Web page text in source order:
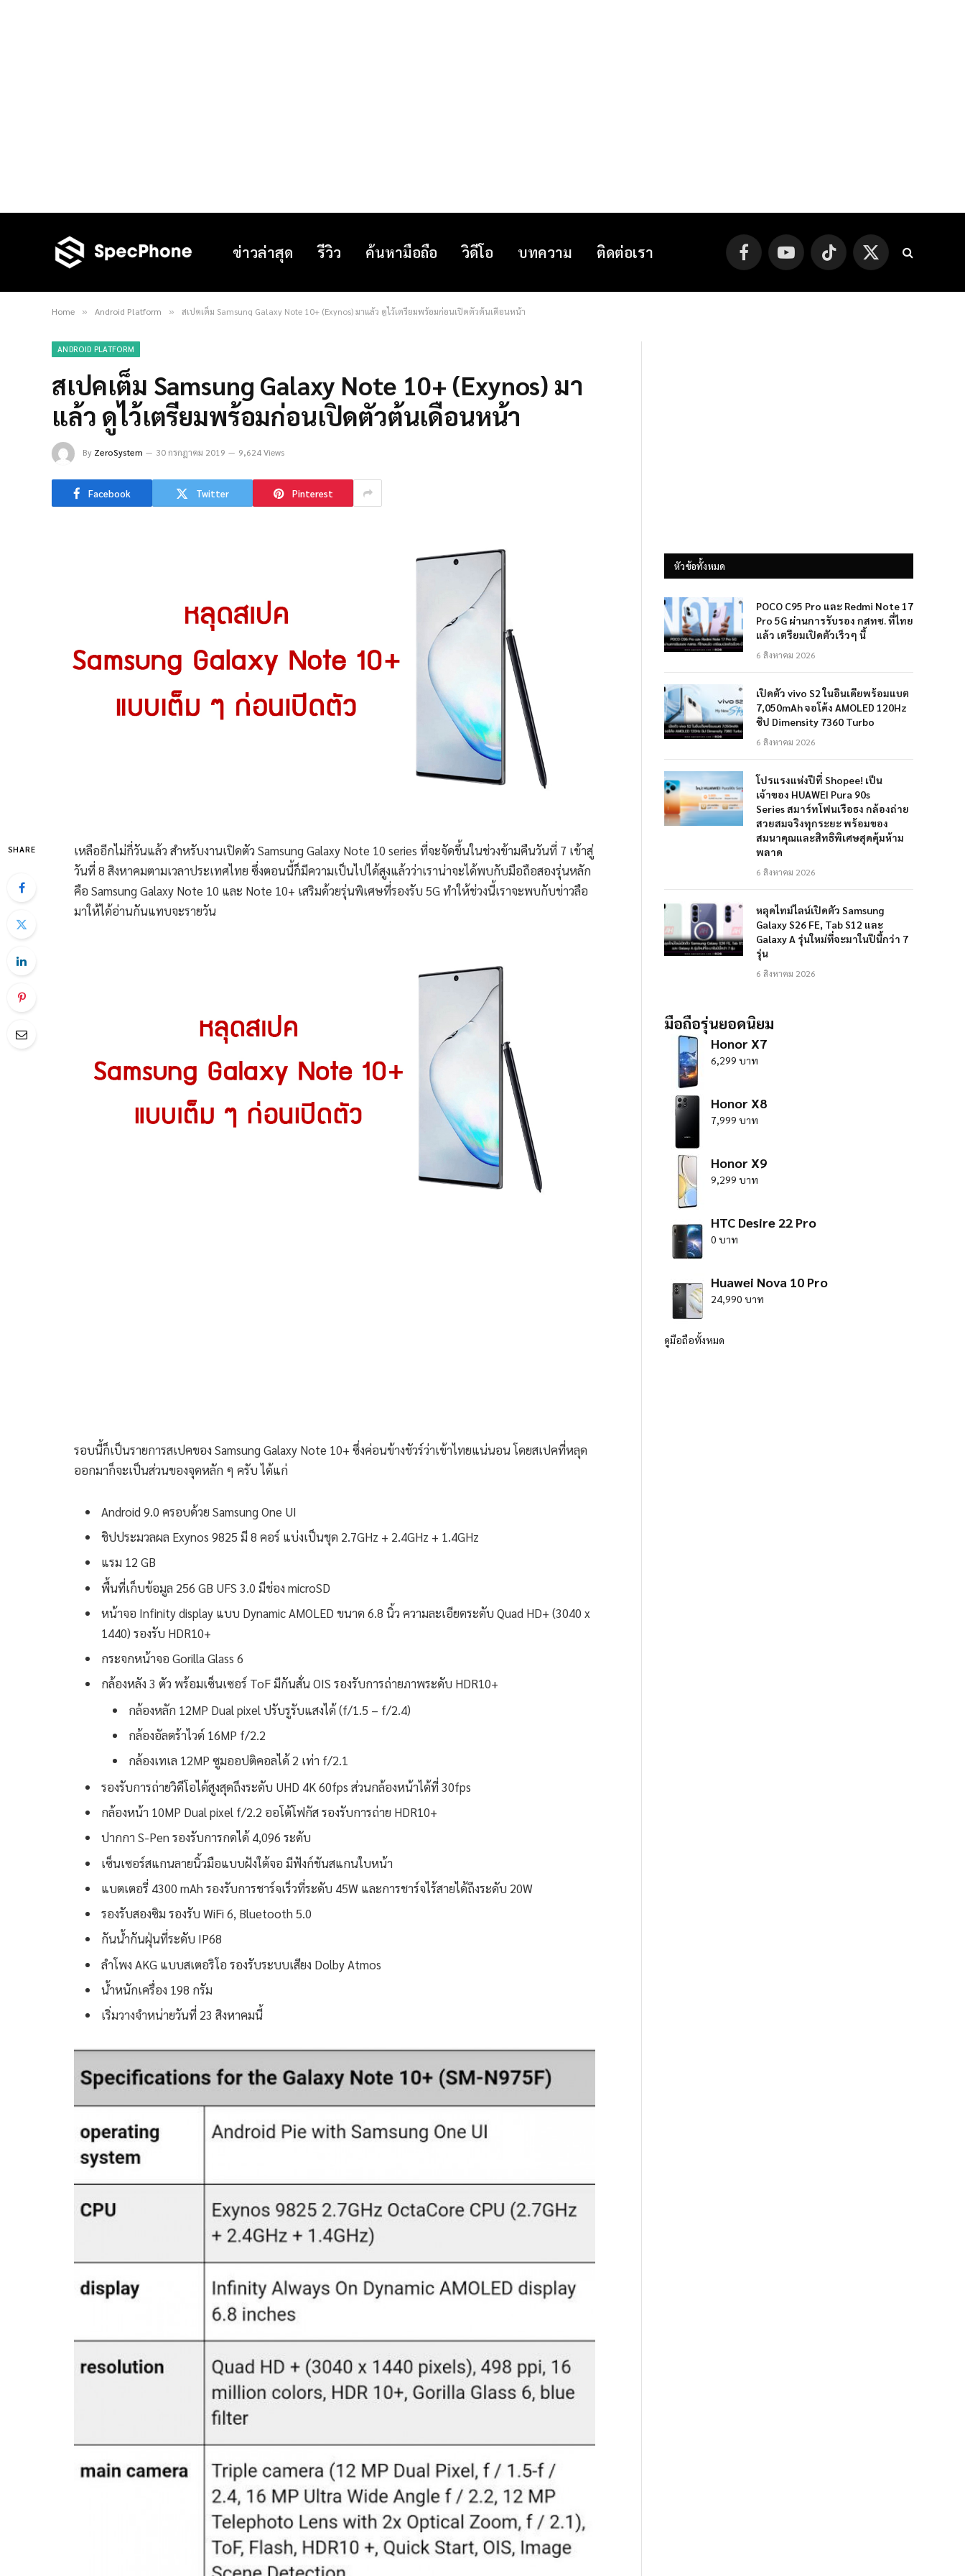
ข่าวล่าสุด รีวิว ค้นหามือถือ วิดีโอ บทความ ติดต่อเรา FacebookYouTube TikTok
X
(Twitter)
Home » Android Platform » สเปคเต็ม Samsung Galaxy Note 10+ (Exynos) มาแล้ว ดูไว้เตรียมพร้อมก่อนเปิดตัวต้นเดือนหน้า
ANDROID PLATFORM
สเปคเต็ม Samsung Galaxy Note 10+ (Exynos) มา
แล้ว ดูไว้เตรียมพร้อมก่อนเปิดตัวต้นเดือนหน้า
By ZeroSystem 30 กรกฎาคม 2019 9,624 Views
Facebook Twitter Pinterest
SHARE
เหลืออีกไม่กี่วันแล้ว สำหรับงานเปิดตัว Samsung Galaxy Note 10 series ที่จะจัดขึ้นในช่วงข้ามคืนวันที่ 7 เข้าสู่
วันที่ 8 สิงหาคมตามเวลาประเทศไทย ซึ่งตอนนี้ก็มีความเป็นไปได้สูงแล้วว่าเราน่าจะได้พบกับมือถือสองรุ่นหลัก
คือ Samsung Galaxy Note 10 และ Note 10+ เสริมด้วยรุ่นพิเศษที่รองรับ 5G ทำให้ช่วงนี้เราจะพบกับข่าวลือ
มาให้ได้อ่านกันแทบจะรายวัน
รอบนี้ก็เป็นรายการสเปคของ Samsung Galaxy Note 10+ ซึ่งค่อนข้างชัวร์ว่าเข้าไทยแน่นอน โดยสเปคที่หลุด
ออกมาก็จะเป็นส่วนของจุดหลัก ๆ ครับ ได้แก่
Android 9.0 ครอบด้วย Samsung One UI
ชิปประมวลผล Exynos 9825 มี 8 คอร์ แบ่งเป็นชุด 2.7GHz + 2.4GHz + 1.4GHz
แรม 12 GB
พื้นที่เก็บข้อมูล 256 GB UFS 3.0 มีช่อง microSD
หน้าจอ Infinity display แบบ Dynamic AMOLED ขนาด 6.8 นิ้ว ความละเอียดระดับ Quad HD+ (3040 x
1440) รองรับ HDR10+
กระจกหน้าจอ Gorilla Glass 6
กล้องหลัง 3 ตัว พร้อมเซ็นเซอร์ ToF มีกันสั่น OIS รองรับการถ่ายภาพระดับ HDR10+
กล้องหลัก 12MP Dual pixel ปรับรูรับแสงได้ (f/1.5 – f/2.4)
กล้องอัลตร้าไวด์ 16MP f/2.2
กล้องเทเล 12MP ซูมออปติคอลได้ 2 เท่า f/2.1
รองรับการถ่ายวิดีโอได้สูงสุดถึงระดับ UHD 4K 60fps ส่วนกล้องหน้าได้ที่ 30fps
กล้องหน้า 10MP Dual pixel f/2.2 ออโต้โฟกัส รองรับการถ่าย HDR10+
ปากกา S-Pen รองรับการกดได้ 4,096 ระดับ
เซ็นเซอร์สแกนลายนิ้วมือแบบฝังใต้จอ มีฟังก์ชันสแกนใบหน้า
แบตเตอรี่ 4300 mAh รองรับการชาร์จเร็วที่ระดับ 45W และการชาร์จไร้สายได้ถึงระดับ 20W
รองรับสองซิม รองรับ WiFi 6, Bluetooth 5.0
กันน้ำกันฝุ่นที่ระดับ IP68
ลำโพง AKG แบบสเตอริโอ รองรับระบบเสียง Dolby Atmos
น้ำหนักเครื่อง 198 กรัม
เริ่มวางจำหน่ายวันที่ 23 สิงหาคมนี้
หัวข้อทั้งหมด
POCO C95 Pro และ Redmi Note 17
Pro 5G ผ่านการรับรอง กสทช. ที่ไทย
แล้ว เตรียมเปิดตัวเร็วๆ นี้
6 สิงหาคม 2026
เปิดตัว vivo S2 ในอินเดียพร้อมแบต
7,050mAh จอโค้ง AMOLED 120Hz
ชิป Dimensity 7360 Turbo
6 สิงหาคม 2026
โปรแรงแห่งปีที่ Shopee! เป็น
เจ้าของ HUAWEI Pura 90s
Series สมาร์ทโฟนเรือธง กล้องถ่าย
สวยสมจริงทุกระยะ พร้อมของ
สมนาคุณและสิทธิพิเศษสุดคุ้มห้าม
พลาด
6 สิงหาคม 2026
หลุดไทม์ไลน์เปิดตัว Samsung
Galaxy S26 FE, Tab S12 และ
Galaxy A รุ่นใหม่ที่จะมาในปีนี้กว่า 7
รุ่น
6 สิงหาคม 2026
มือถือรุ่นยอดนิยม
Honor X7
6,299 บาท
Honor X8
7,999 บาท
Honor X9
9,299 บาท
HTC Desire 22 Pro
0 บาท
Huawei Nova 10 Pro
24,990 บาท
ดูมือถือทั้งหมด